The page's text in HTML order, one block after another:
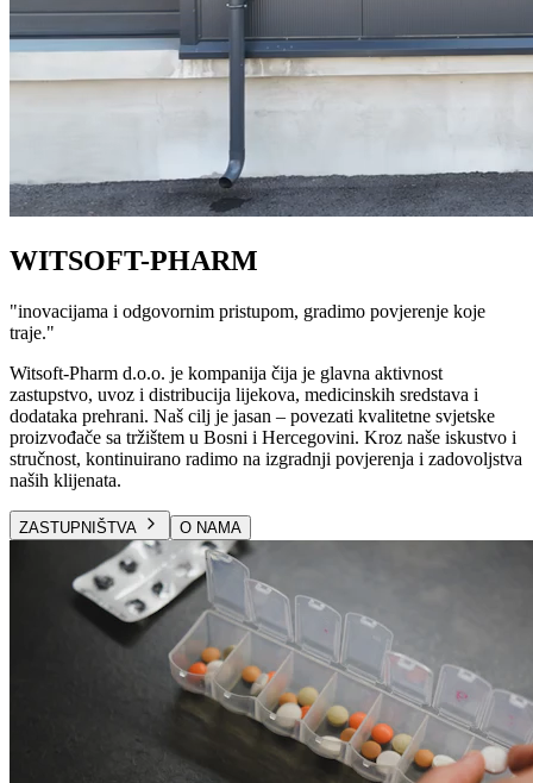
WITSOFT-PHARM
"inovacijama i odgovornim pristupom, gradimo povjerenje koje
traje."
Witsoft-Pharm d.o.o. je kompanija čija je glavna aktivnost
zastupstvo, uvoz i distribucija lijekova, medicinskih sredstava i
dodataka prehrani. Naš cilj je jasan – povezati kvalitetne svjetske
proizvođače sa tržištem u Bosni i Hercegovini. Kroz naše iskustvo i
stručnost, kontinuirano radimo na izgradnji povjerenja i zadovoljstva
naših klijenata.
ZASTUPNIŠTVA O NAMA